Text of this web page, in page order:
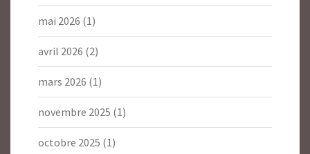
mai 2026 (1)
avril 2026 (2)
mars 2026 (1)
novembre 2025 (1)
octobre 2025 (1)